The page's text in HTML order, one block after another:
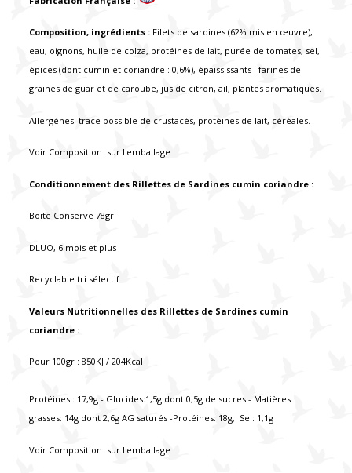
Composition, ingrédients : Filets de sardines (62% mis en œuvre),
eau, oignons, huile de colza, protéines de lait, purée de tomates, sel,
épices (dont cumin et coriandre : 0,6%), épaississants : farines de
graines de guar et de caroube, jus de citron, ail, plantes aromatiques.
Allergènes: trace possible de crustacés, protéines de lait, céréales.
Voir Composition sur l'emballage
Conditionnement des Rillettes de Sardines cumin coriandre :
Boite Conserve 78gr
DLUO, 6 mois et plus
Recyclable tri sélectif
Valeurs Nutritionnelles des Rillettes de Sardines cumin
coriandre :
Pour 100gr : 850KJ / 204Kcal
Protéines : 17,9g - Glucides:1,5g dont 0,5g de sucres - Matières
grasses: 14g dont 2,6g AG saturés -Protéines: 18g, Sel: 1,1g
Voir Composition sur l'emballage